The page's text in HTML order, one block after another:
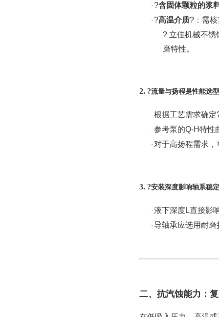
· ?含固体颗粒的浆
· ?高温介质?：需
? 立佳机械不锈
磨特性。
2. ?流量与扬程是性能选
· 根据工艺需求确定
· 参考泵的Q-H特性
· 对于高扬程需求
3. ?安装深度影响轴系稳
· 液下深度L直接影
· 导轴承应选用耐
二、抗汽蚀能力：